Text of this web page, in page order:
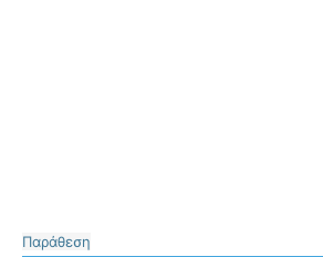
Παράθεση